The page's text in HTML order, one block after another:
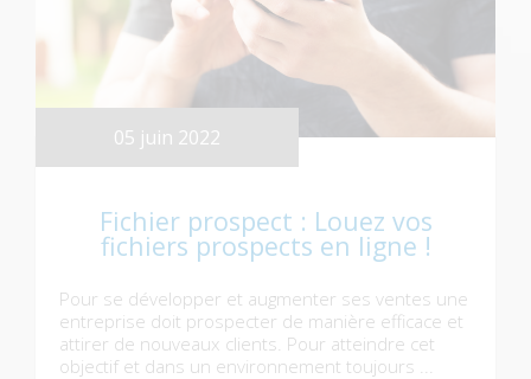
05 juin 2022
Fichier prospect : Louez vos
fichiers prospects en ligne !
Pour se développer et augmenter ses ventes une
entreprise doit prospecter de manière efficace et
attirer de nouveaux clients. Pour atteindre cet
objectif et dans un environnement toujours ...